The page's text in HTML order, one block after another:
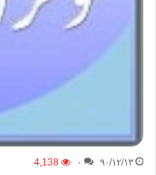
۹۰/۱۲/۱۳ ۰ 4,138